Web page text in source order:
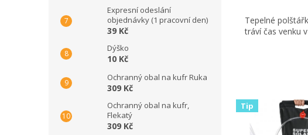
Expresní odeslání
objednávky (1 pracovní den)
39 Kč
Dýško
10 Kč
Ochranný obal na kufr Ruka
309 Kč
Ochranný obal na kufr,
Flekatý
309 Kč
Tepelné
tráví čas venku
Tip